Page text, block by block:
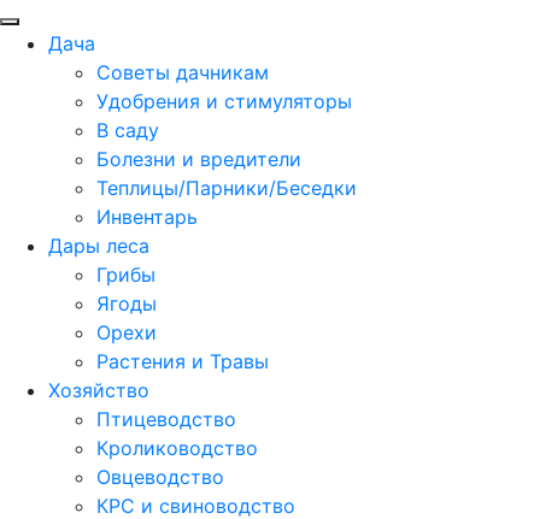
Дача
Советы дачникам
Удобрения и стимуляторы
В саду
Болезни и вредители
Теплицы/Парники/Беседки
Инвентарь
Дары леса
Грибы
Ягоды
Орехи
Растения и Травы
Хозяйство
Птицеводство
Кролиководство
Овцеводство
КРС и свиноводство